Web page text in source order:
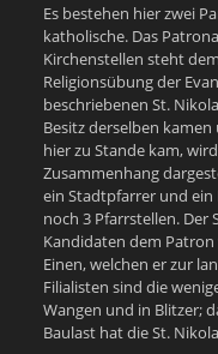
Es bestehen hier zwei
katholische. Das
Kirchenstellen steht
Religionsübung der
beschriebenen St.
Besitz derselben
hier zu Stande kam,
Zusammenhang
ein Stadtpfarrer und ein
noch 3 Pfarrstellen. Der
Kandidaten dem
Einen, welchen er zur
Filialisten sind die
Wangen und in Blitzer;
Baulast hat die St.